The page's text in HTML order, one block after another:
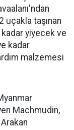
uçakla taşınan
yiyecek ve
kadar
malzemesi
Machmudin,